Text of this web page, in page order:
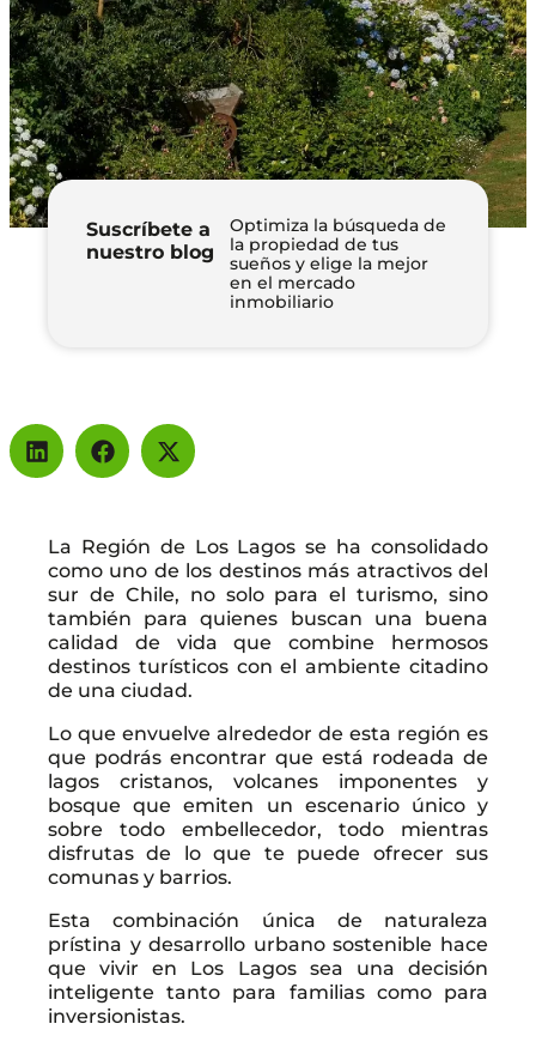
Suscríbete a
nuestro blog
Optimiza la búsqueda de
la propiedad de tus
sueños y elige la mejor
en el mercado
inmobiliario
La Región de Los Lagos se ha consolidado
como uno de los destinos más atractivos del
sur de Chile, no solo para el turismo, sino
también para quienes buscan una buena
calidad de vida que combine hermosos
destinos turísticos con el ambiente citadino
de una ciudad.
Lo que envuelve alrededor de esta región es
que podrás encontrar que está rodeada de
lagos cristanos, volcanes imponentes y
bosque que emiten un escenario único y
sobre todo embellecedor, todo mientras
disfrutas de lo que te puede ofrecer sus
comunas y barrios.
Esta combinación única de naturaleza
prístina y desarrollo urbano sostenible hace
que vivir en Los Lagos sea una decisión
inteligente tanto para familias como para
inversionistas.